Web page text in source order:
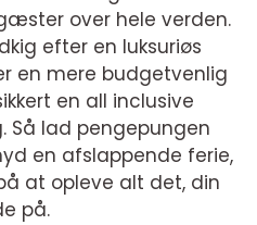
over hele verden.
efter en luksuriøs
en mere budgetvenlig
en all inclusive
Så lad pengepungen
en afslappende ferie,
at opleve alt det, din
på.